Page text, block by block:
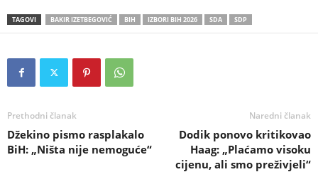
TAGOVI BAKIR IZETBEGOVIĆ BIH IZBORI BIH 2026 SDA SDP
Prethodni članak
Džekino pismo rasplakalo
BiH: „Ništa nije nemoguće“
Naredni članak
Dodik ponovo kritikovao
Haag: „Plaćamo visoku
cijenu, ali smo preživjeli“